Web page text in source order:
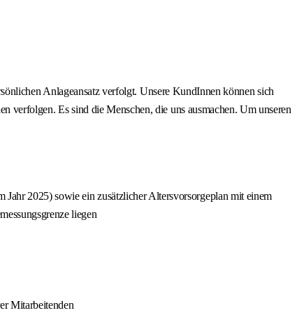
Anlageansatz verfolgt. Unsere KundInnen können sich
verfolgen. Es sind die Menschen, die uns ausmachen. Um unseren
2025) sowie ein zusätzlicher Altersvorsorgeplan mit einem
liegen
Mitarbeitenden